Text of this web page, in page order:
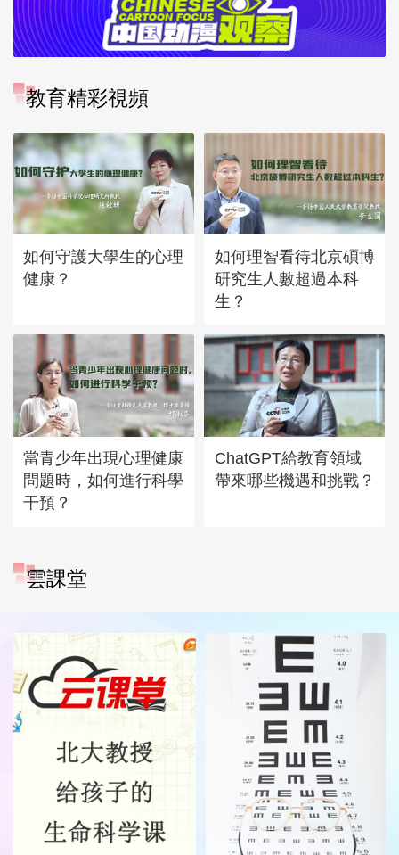
教育精彩視頻
如何守護大學生的心理
健康？
如何理智看待北京碩博
研究生人數超過本科
生？
當青少年出現心理健康
問題時，如何進行科學
干預？
ChatGPT給教育領域
帶來哪些機遇和挑戰？
雲課堂